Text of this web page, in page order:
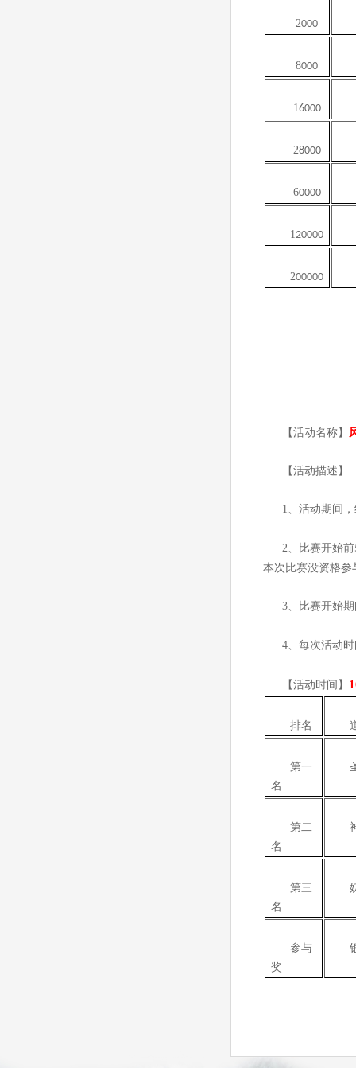
2000
8000
16000
28000
60000
120000
200000
【活动名称】
【活动描述】
1、活动期间
2、比赛开始前
本次比赛没资格参
3、比赛开始
4、每次活动
【活动时间】
排名
第一
名
第二
名
第三
名
参与
奖